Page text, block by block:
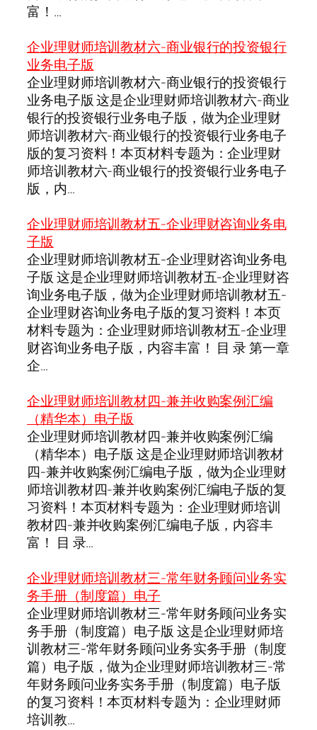
富！…
企业理财师培训教材六-商业银行的投资银行
业务电子版
企业理财师培训教材六-商业银行的投资银行
业务电子版 这是企业理财师培训教材六-商业
银行的投资银行业务电子版，做为企业理财
师培训教材六-商业银行的投资银行业务电子
版的复习资料！本页材料专题为：企业理财
师培训教材六-商业银行的投资银行业务电子
版，内…
企业理财师培训教材五-企业理财咨询业务电
子版
企业理财师培训教材五-企业理财咨询业务电
子版 这是企业理财师培训教材五-企业理财咨
询业务电子版，做为企业理财师培训教材五-
企业理财咨询业务电子版的复习资料！本页
材料专题为：企业理财师培训教材五-企业理
财咨询业务电子版，内容丰富！ 目 录 第一章
企…
企业理财师培训教材四-兼并收购案例汇编
（精华本）电子版
企业理财师培训教材四-兼并收购案例汇编
（精华本）电子版 这是企业理财师培训教材
四-兼并收购案例汇编电子版，做为企业理财
师培训教材四-兼并收购案例汇编电子版的复
习资料！本页材料专题为：企业理财师培训
教材四-兼并收购案例汇编电子版，内容丰
富！ 目 录…
企业理财师培训教材三-常年财务顾问业务实
务手册（制度篇）电子
企业理财师培训教材三-常年财务顾问业务实
务手册（制度篇）电子版 这是企业理财师培
训教材三-常年财务顾问业务实务手册（制度
篇）电子版，做为企业理财师培训教材三-常
年财务顾问业务实务手册（制度篇）电子版
的复习资料！本页材料专题为：企业理财师
培训教…